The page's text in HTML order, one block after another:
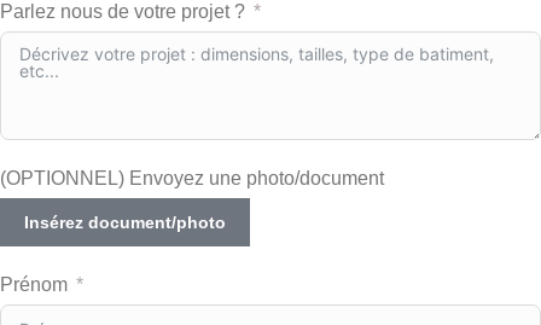
Parlez nous de votre projet ?
(OPTIONNEL) Envoyez une photo/document
Insérez document/photo
Prénom